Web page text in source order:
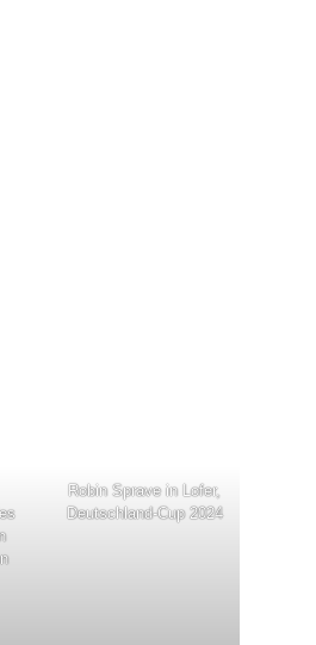
Robin Sprave in Lofer,
Deutschland-Cup 2024